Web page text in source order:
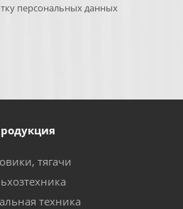
персональных данных
тягачи
техника